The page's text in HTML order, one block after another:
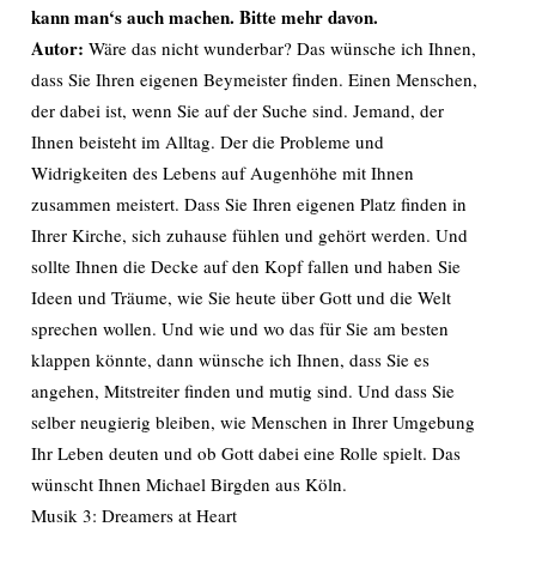
kann man‘s auch machen. Bitte mehr davon.
Autor: Wäre das nicht wunderbar? Das wünsche ich Ihnen,
dass Sie Ihren eigenen Beymeister finden. Einen Menschen,
der dabei ist, wenn Sie auf der Suche sind. Jemand, der
Ihnen beisteht im Alltag. Der die Probleme und
Widrigkeiten des Lebens auf Augenhöhe mit Ihnen
zusammen meistert. Dass Sie Ihren eigenen Platz finden in
Ihrer Kirche, sich zuhause fühlen und gehört werden. Und
sollte Ihnen die Decke auf den Kopf fallen und haben Sie
Ideen und Träume, wie Sie heute über Gott und die Welt
sprechen wollen. Und wie und wo das für Sie am besten
klappen könnte, dann wünsche ich Ihnen, dass Sie es
angehen, Mitstreiter finden und mutig sind. Und dass Sie
selber neugierig bleiben, wie Menschen in Ihrer Umgebung
Ihr Leben deuten und ob Gott dabei eine Rolle spielt. Das
wünscht Ihnen Michael Birgden aus Köln.
Musik 3: Dreamers at Heart